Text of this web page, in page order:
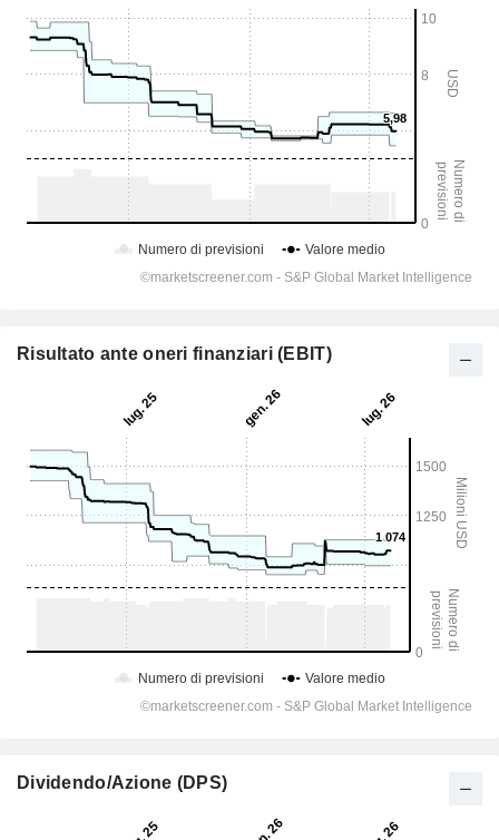
Risultato ante oneri finanziari (EBIT)
Dividendo/Azione (DPS)